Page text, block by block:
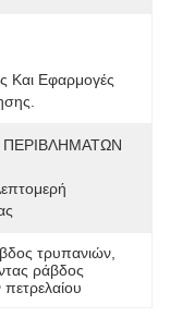
Και Εφαρμογές
τρυπανιών
ράβδος